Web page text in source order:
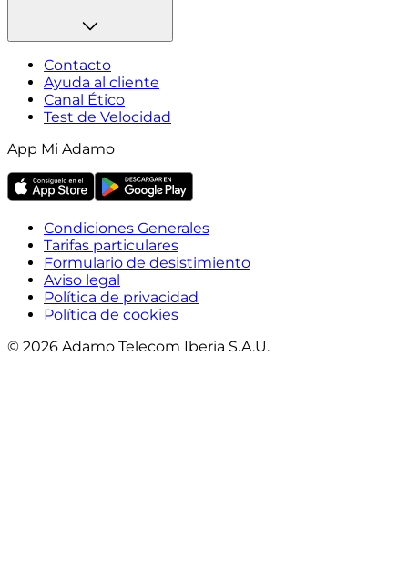
Contacto
Ayuda al cliente
Canal Ético
Test de Velocidad
App Mi Adamo
Condiciones Generales
Tarifas particulares
Formulario de desistimiento
Aviso legal
Política de privacidad
Política de cookies
© 2026 Adamo Telecom Iberia S.A.U.